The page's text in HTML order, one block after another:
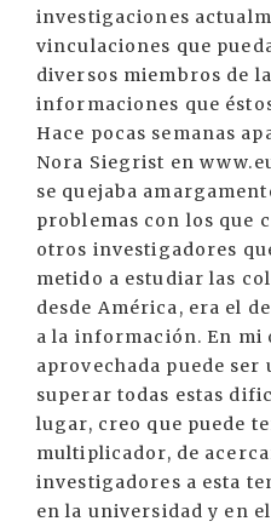
investigaciones
vinculaciones que
diversos miembros de
informaciones que
Hace pocas semanas
Nora Siegrist en
se quejaba
problemas con los que
otros investigadores
metido a estudiar las
desde América, era el
a la información. En mi
aprovechada puede
superar todas estas
lugar, creo que puede
multiplicador, de
investigadores a esta
en la universidad y en